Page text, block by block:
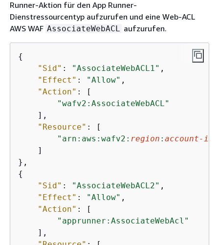
Runner-Aktion für den App Runner-
Dienstressourcentyp aufzurufen und eine Web-ACL
AWS WAF AssociateWebACL aufzurufen.
{
"Sid" : "AssociateWebACL1" ,
"Effect" : "Allow" ,
"Action" : [
"wafv2:AssociateWebACL"
    ],
"Resource" : [
"arn:aws:wafv2: region : account-id
    ]
{
"Sid" : "AssociateWebACL2" ,
"Effect" : "Allow" ,
"Action" : [
"apprunner:AssociateWebAcl"
    ],